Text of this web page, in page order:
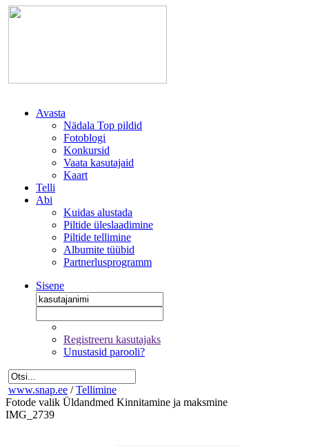
Avasta
Nädala Top pildid
Fotoblogi
Konkursid
Vaata kasutajaid
Kaart
Telli
Abi
Kuidas alustada
Piltide üleslaadimine
Piltide tellimine
Albumite tüübid
Partnerlusprogramm
Sisene
Registreeru kasutajaks
Unustasid parooli?
www.snap.ee / Tellimine
Fotode valik Üldandmed Kinnitamine ja maksmine
IMG_2739